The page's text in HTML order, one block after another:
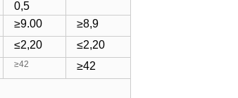
0,5
≥9.00
≥8,9
≤2,20
≤2,20
≥42
≥42